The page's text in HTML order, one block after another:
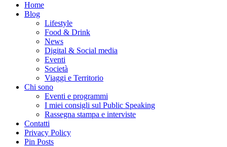
Home
Blog
Lifestyle
Food & Drink
News
Digital & Social media
Eventi
Società
Viaggi e Territorio
Chi sono
Eventi e programmi
I miei consigli sul Public Speaking
Rassegna stampa e interviste
Contatti
Privacy Policy
Pin Posts